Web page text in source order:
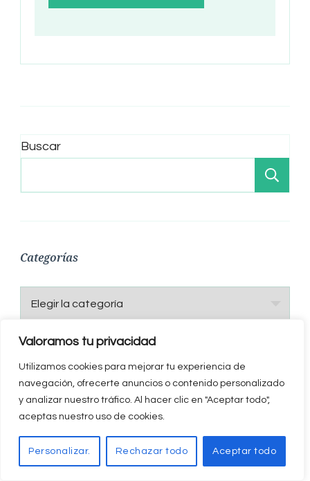
Valoramos tu privacidad
Utilizamos cookies para mejorar tu experiencia de
navegación, ofrecerte anuncios o contenido personalizado
y analizar nuestro tráfico. Al hacer clic en "Aceptar todo",
aceptas nuestro uso de cookies.
Personalizar. Rechazar todo Aceptar todo
Buscar
Categorías
Categorías
Últimos artículos
AislaCádiz revoluciona el aislamiento térmico de
las viviendas en Cádiz